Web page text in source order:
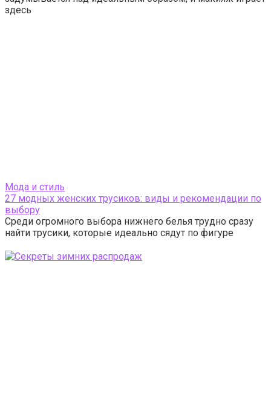
здесь
Мода и стиль
27 модных женских трусиков: виды и рекомендации по
выбору
Среди огромного выбора нижнего белья трудно сразу
найти трусики, которые идеально сядут по фигуре